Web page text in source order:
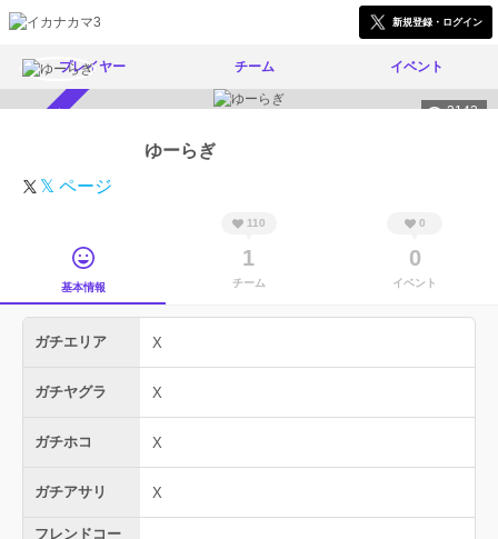
新規登録・ログイン
プレイヤー チーム イベント
3143
ゆーらぎ
𝕏 ページ
基本情報
110
1
チーム
0
0
イベント
ガチエリア X
ガチヤグラ X
ガチホコ X
ガチアサリ X
フレンドコー